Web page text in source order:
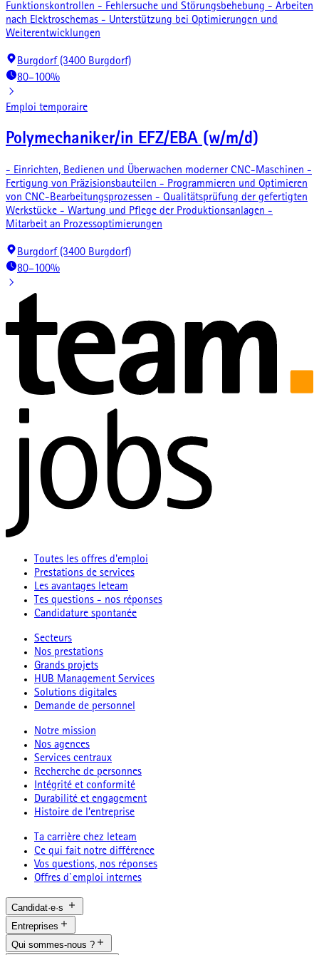
Funktionskontrollen - Fehlersuche und Störungsbehebung - Arbeiten
nach Elektroschemas - Unterstützung bei Optimierungen und
Weiterentwicklungen
Burgdorf (3400 Burgdorf)
80–100%
Emploi temporaire
Polymechaniker/in EFZ/EBA (w/m/d)
- Einrichten, Bedienen und Überwachen moderner CNC-Maschinen -
Fertigung von Präzisionsbauteilen - Programmieren und Optimieren
von CNC-Bearbeitungsprozessen - Qualitätsprüfung der gefertigten
Werkstücke - Wartung und Pflege der Produktionsanlagen -
Mitarbeit an Prozessoptimierungen
Burgdorf (3400 Burgdorf)
80–100%
Toutes les offres d'emploi
Prestations de services
Les avantages leteam
Tes questions - nos réponses
Candidature spontanée
Secteurs
Nos prestations
Grands projets
HUB Management Services
Solutions digitales
Demande de personnel
Notre mission
Nos agences
Services centraux
Recherche de personnes
Intégrité et conformité
Durabilité et engagement
Histoire de l’entreprise
Ta carrière chez leteam
Ce qui fait notre différence
Vos questions, nos réponses
Offres d`emploi internes
Candidat·e·s
Entreprises
Qui sommes-nous ?